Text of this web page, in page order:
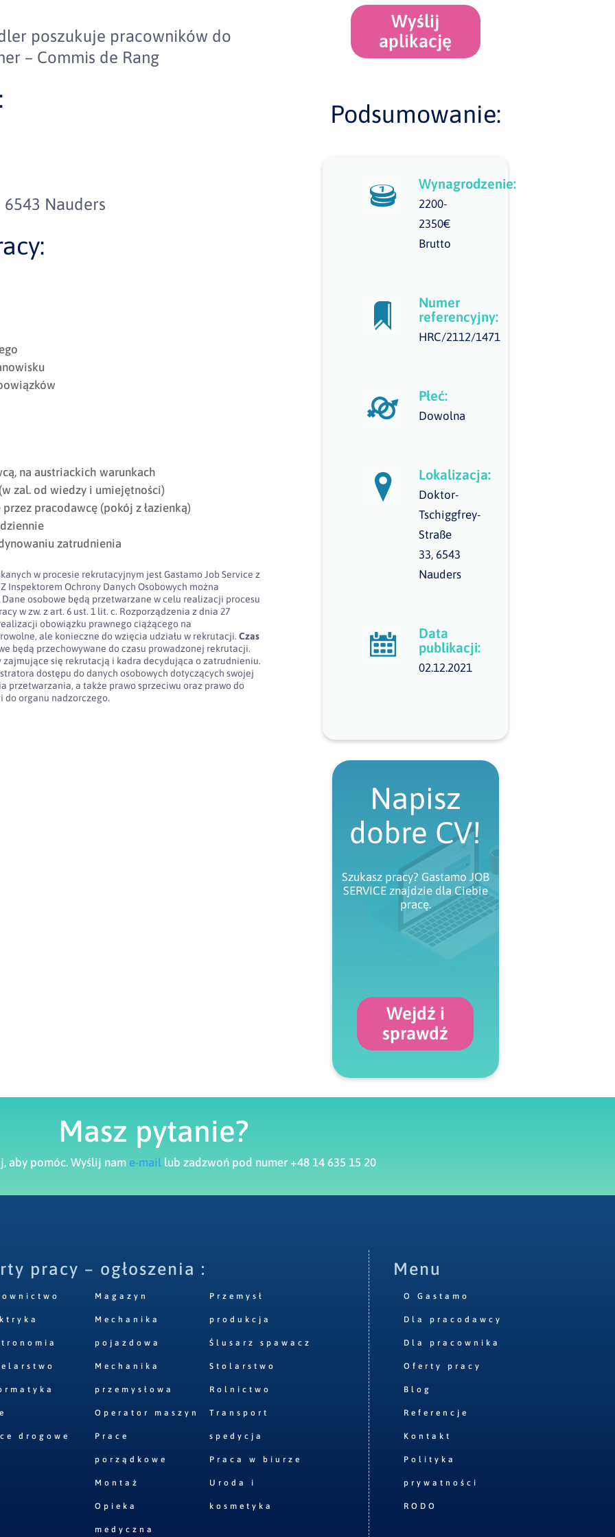
poszukuje pracowników do
– Commis de Rang
Nauders
na austriackich warunkach
zal. od wiedzy i umiejętności)
pracodawcę (pokój z łazienką)
zatrudnienia
w procesie rekrutacyjnym jest Gastamo Job Service z
Inspektorem Ochrony Danych Osobowych można
Dane osobowe będą przetwarzane w celu realizacji procesu
w zw. z art. 6 ust. 1 lit. c. Rozporządzenia z dnia 27
obowiązku prawnego ciążącego na
ale konieczne do wzięcia udziału w rekrutacji.Czas
będą przechowywane do czasu prowadzonej rekrutacji.
zajmujące się rekrutacją i kadra decydująca o zatrudnieniu.
dostępu do danych osobowych dotyczących swojej
przetwarzania, a także prawo sprzeciwu oraz prawo do
do organu nadzorczego.
Wyślij
aplikację
Podsumowanie:
Wynagrodzenie:
2200-
2350€
Brutto
Numer
referencyjny:
HRC/2112/1471
Płeć:
Dowolna
Lokalizacja:
Doktor-
Tschiggfrey-
Straße
33, 6543
Nauders
Data
publikacji:
02.12.2021
Napisz
dobre CV!
Szukasz pracy? Gastamo JOB
SERVICE znajdzie dla Ciebie
pracę.
Wejdź i
sprawdź
Masz pytanie?
aby pomóc. Wyślij nam e-mail lub zadzwoń pod numer +48 14 635 15 20
pracy – ogłoszenia :
drogowe
Magazyn
Mechanika
pojazdowa
Mechanika
przemysłowa
Operator maszyn
Prace
porządkowe
Montaż
Opieka
medyczna
Przemysł
produkcja
Ślusarz spawacz
Stolarstwo
Rolnictwo
Transport
spedycja
Praca w biurze
Uroda i
kosmetyka
Menu
O Gastamo
Dla pracodawcy
Dla pracownika
Oferty pracy
Blog
Referencje
Kontakt
Polityka
prywatności
RODO